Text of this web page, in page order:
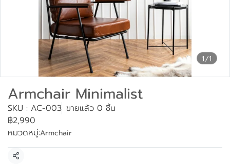
1/1
Armchair Minimalist
SKU : AC-003 ขายแล้ว 0 ชิ้น
฿2,990
หมวดหมู่:Armchair
แชร์